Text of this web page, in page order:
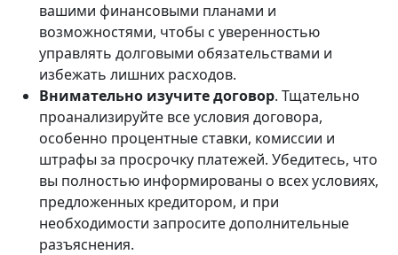
вашими финансовыми планами и
возможностями, чтобы с уверенностью
управлять долговыми обязательствами и
избежать лишних расходов.
Внимательно изучите договор. Тщательно
проанализируйте все условия договора,
особенно процентные ставки, комиссии и
штрафы за просрочку платежей. Убедитесь, что
вы полностью информированы о всех условиях,
предложенных кредитором, и при
необходимости запросите дополнительные
разъяснения.